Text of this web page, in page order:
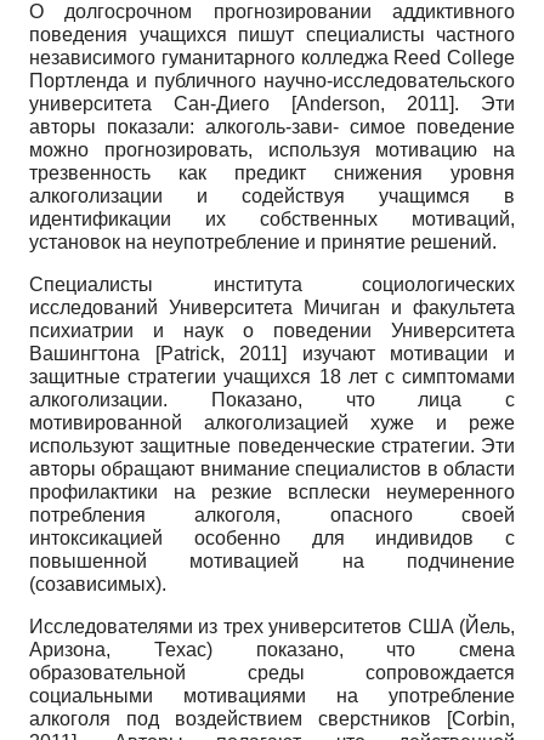
О долгосрочном прогнозировании аддиктивного
поведения учащихся пишут специалисты частного
независимого гуманитарного колледжа Reed College
Портленда и публичного научно-исследовательского
университета Сан-Диего
[Anderson, 2011]. Эти
авторы показали: алкоголь-зави- симое поведение
можно прогнозировать, используя мотивацию на
трезвенность как предикт снижения уровня
алкоголизации и содействуя учащимся в
идентификации их собственных мотиваций,
установок на неупотребление и принятие решений.
Специалисты института социологических
исследований Университета Мичиган и факультета
психиатрии и наук о поведении Университета
Вашингтона
[Patrick, 2011]
изучают мотивации и
защитные стратегии учащихся 18 лет с симптомами
алкоголизации. Показано, что лица с
мотивированной алкоголизацией хуже и реже
используют защитные поведенческие стратегии. Эти
авторы обращают внимание специалистов в области
профилактики на резкие всплески неумеренного
потребления алкоголя, опасного своей
интоксикацией особенно для индивидов с
повышенной мотивацией на подчинение
(созависимых).
Исследователями из трех университетов США (Йель,
Аризона, Техас) показано, что смена
образовательной среды сопровождается
социальными мотивациями на употребление
алкоголя под воздействием сверстников
[Corbin,